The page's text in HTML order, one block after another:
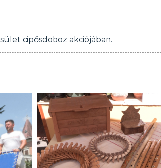
cipősdoboz akciójában.